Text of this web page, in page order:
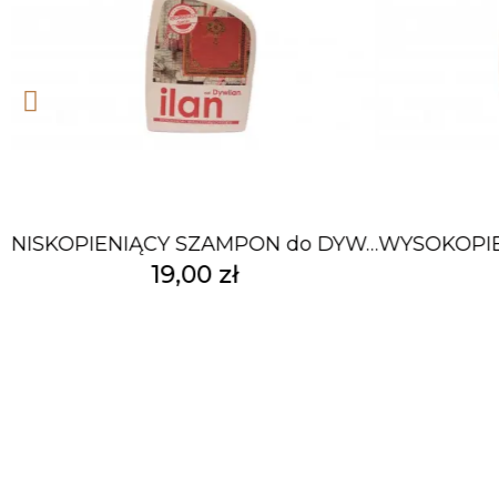
NISKOPIENIĄCY SZAMPON do DYWANÓW wełnianych 500ml
19,00 zł